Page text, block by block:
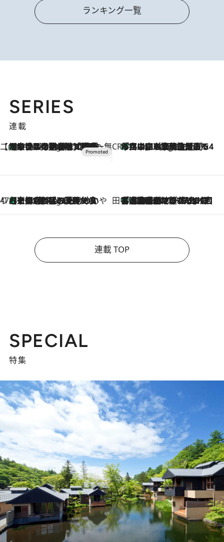
ランキング一覧
SERIES
連載
【CREA×星野リゾート】唯一無二。癒しと発見が待つ場所へ
5 Hours Ago
【トンボの足水浴】ヒノキの香りに包まれて涼感マックス！約13℃の湧水かけ流しを避暑地「星野温泉 トンボの湯」で体験 CREA'S CHOICE
7 Hours Ago
「立川にも歌舞伎があるんだよ」 片岡仁左衛門・市川中車ら豪華座組みで4年目の立川立飛歌舞伎へ
47都道府県の手みやげ ひんやりスイーツで夏を満喫
7 Hours Ago
【京都府】この夏絶対食べたい 冷やしておいしいおやつ3選 ひと口目から心を掴む新緑のテリーヌ 田中稲の勝手に再ブーム
2026.8.7
「湘南乃風に憧れて」観客大盛上がりの“タオル回し”に、ラッパー顔負けの高速歌唱まで…さだまさし（74）のアグレッシブすぎる現在地
連載 TOP
SPECIAL
特集